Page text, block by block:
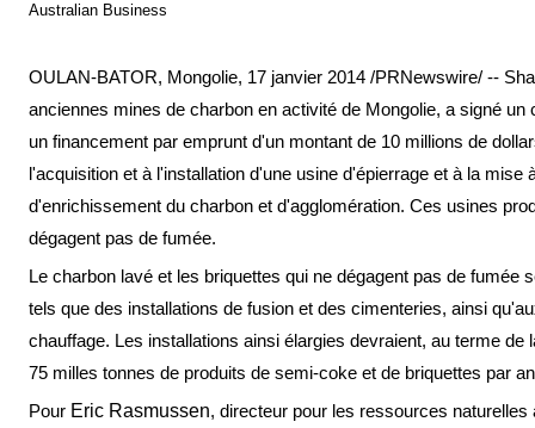
Australian Business
OULAN-BATOR, Mongolie, 17 janvier 2014 /PRNewswire/ --
anciennes mines de charbon en activité de Mongolie, a signé
un financement par emprunt d'un montant de 10 millions de
l'acquisition et à l'installation d'une usine d'épierrage et à la mise
d'enrichissement du charbon et d'agglomération. Ces usines
dégagent pas de fumée.
Le charbon lavé et les briquettes qui ne dégagent pas de fumée
tels que des installations de fusion et des cimenteries, ainsi
chauffage. Les installations ainsi élargies devraient, au terme
75 milles tonnes de produits de semi-coke et de briquettes par
Pour Eric Rasmussen, directeur pour les ressources